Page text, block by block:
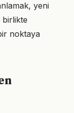
yeni
birlikte
noktaya